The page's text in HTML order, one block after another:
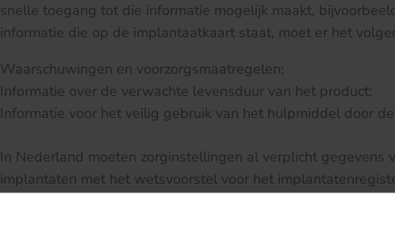
snelle toegang tot die informatie mogelijk maakt,
informatie die op de implantaatkaart staat, moet er het
Waarschuwingen en voorzorgsmaatregelen;
Informatie over de verwachte levensduur van het product;
Informatie voor het veilig gebruik van het hulpmiddel door
In Nederland moeten zorginstellingen al verplicht gegevens
implantaten met het wetsvoorstel voor het
toegang tot die informatie, zodat er niet onnodig meerdere